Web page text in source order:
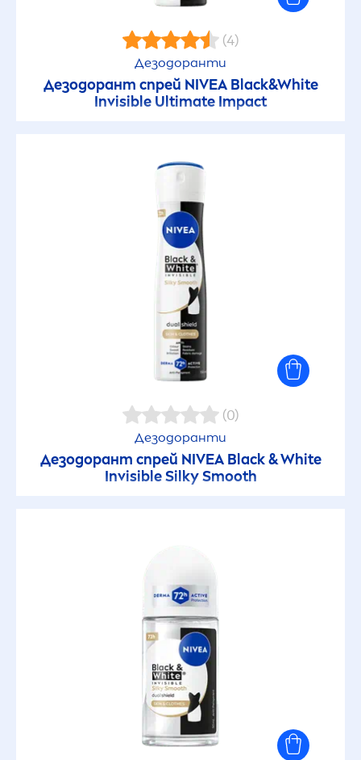
(4)
Дезодоранти
Дезодорант спрей NIVEA Black&White
Invisible Ultimate Impact
(0)
Дезодоранти
Дезодорант спрей NIVEA Black&White
Invisible Silky Smooth